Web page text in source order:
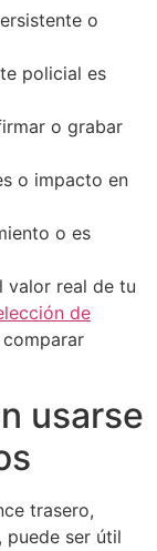
o
policial es
o grabar
o impacto en
o es
valor real de tu
de
usarse
trasero,
puede ser útil